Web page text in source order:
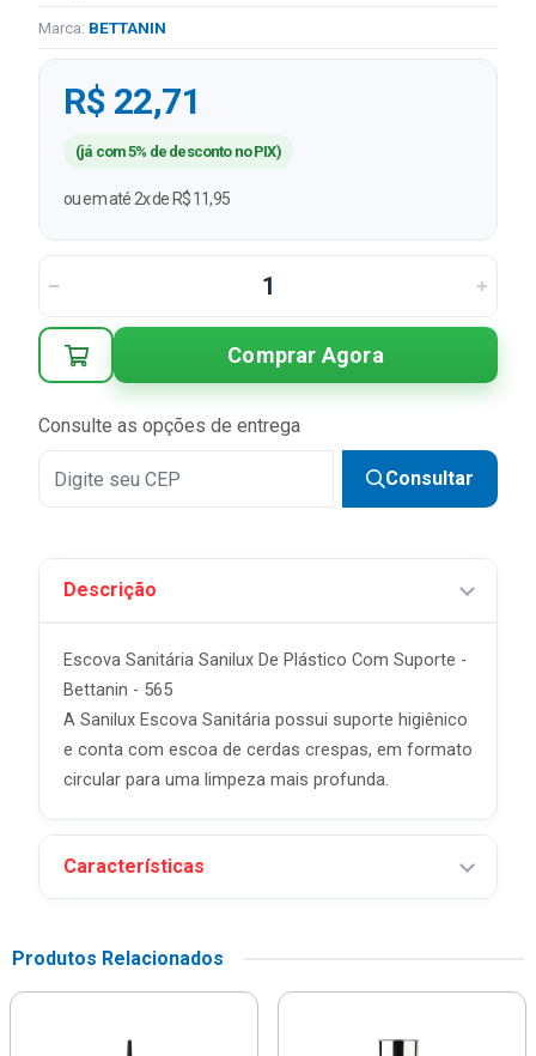
Marca: BETTANIN
R$ 22,71
(já com 5% de desconto no PIX)
ou em até 2x de R$ 11,95
Comprar Agora
Consulte as opções de entrega
Consultar
Descrição
Escova Sanitária Sanilux De Plástico Com Suporte -
Bettanin - 565
A Sanilux Escova Sanitária possui suporte higiênico
e conta com escoa de cerdas crespas, em formato
circular para uma limpeza mais profunda.
Características
Produtos Relacionados